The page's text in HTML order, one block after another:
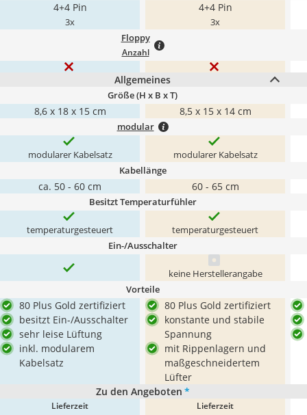
4+4 Pin
3x
4+4 Pin
3x
Floppy
Anzahl
Allgemeines
Größe (H x B x T)
8,6 x 18 x 15 cm 8,5 x 15 x 14 cm
modular
modularer Kabelsatz modularer Kabelsatz
Kabellänge
ca. 50 - 60 cm 60 - 65 cm
Besitzt Temperaturfühler
temperaturgesteuert temperaturgesteuert
Ein-/Ausschalter
keine Herstellerangabe
Vorteile
80 Plus Gold zertifiziert
besitzt Ein-/Ausschalter
sehr leise Lüftung
inkl. modularem
Kabelsatz
80 Plus Gold zertifiziert
konstante und stabile
Spannung
mit Rippenlagern und
maßgeschneidertem
Lüfter
Zu den Angeboten *
Lieferzeit Lieferzeit